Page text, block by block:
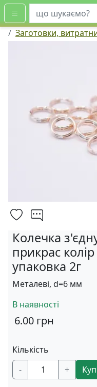
шукати
Заготовки,
Колечка
прикрас
упаковка 2г
Металеві, d=6 мм
В наявності
6.00 грн
Кількість
-
+